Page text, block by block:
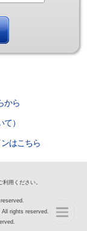
から
）
はこちら
用ください。
rights reserved.